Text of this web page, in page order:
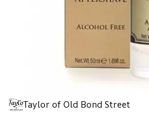
Taylor of Old Bond Street